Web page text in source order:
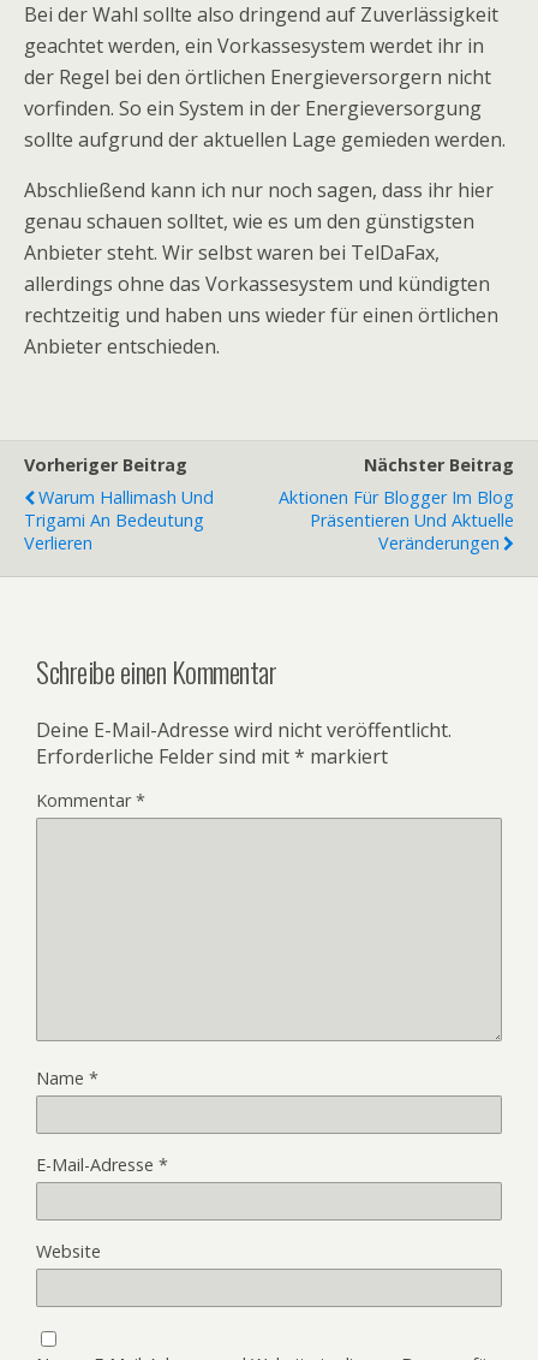
Bei der Wahl sollte also dringend auf Zuverlässigkeit
geachtet werden, ein Vorkassesystem werdet ihr in
der Regel bei den örtlichen Energieversorgern nicht
vorfinden. So ein System in der Energieversorgung
sollte aufgrund der aktuellen Lage gemieden werden.
Abschließend kann ich nur noch sagen, dass ihr hier
genau schauen solltet, wie es um den günstigsten
Anbieter steht. Wir selbst waren bei TelDaFax,
allerdings ohne das Vorkassesystem und kündigten
rechtzeitig und haben uns wieder für einen örtlichen
Anbieter entschieden.
Vorheriger Beitrag
Warum Hallimash Und
Trigami An Bedeutung
Verlieren
Nächster Beitrag
Aktionen Für Blogger Im Blog
Präsentieren Und Aktuelle
Veränderungen
Schreibe einen Kommentar
Deine E-Mail-Adresse wird nicht veröffentlicht.
Erforderliche Felder sind mit* markiert
Kommentar*
Name *
E-Mail-Adresse *
Website